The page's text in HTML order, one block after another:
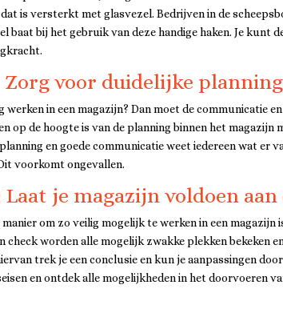
is versterkt met glasvezel. Bedrijven in de
baat bij het gebruik van deze handige haken. Je kunt
Zorg voor duidelijke
werken in een magazijn? Dan moet de communicatie
op de hoogte is van de planning binnen het
en goede communicatie weet iedereen wat er
voorkomt ongevallen.
Laat je magazijn voldoen
manier om zo veilig mogelijk te werken in een
check worden alle mogelijk zwakke plekken bekeken
trek je een conclusie en kun je aanpassingen
en ontdek alle mogelijkheden in het doorvoeren